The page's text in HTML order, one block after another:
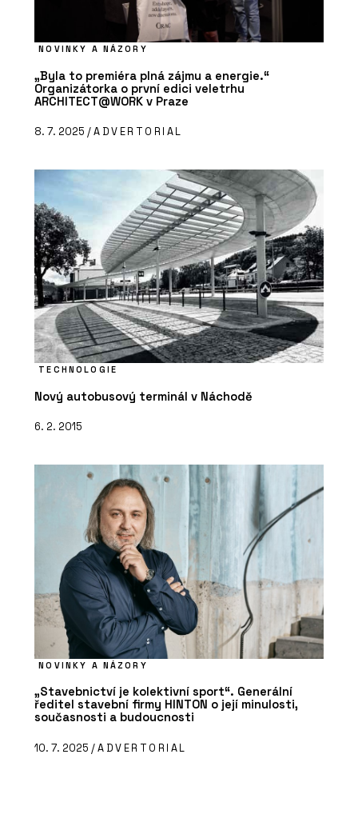
NOVINKY A NÁZORY
„Byla to premiéra plná zájmu a energie.“
Organizátorka o první edici veletrhu
ARCHITECT@WORK v Praze
8. 7. 2025 /ADVERTORIAL
TECHNOLOGIE
Nový autobusový terminál v Náchodě
6. 2. 2015
NOVINKY A NÁZORY
„Stavebnictví je kolektivní sport“. Generální
ředitel stavební firmy HINTON o její minulosti,
současnosti a budoucnosti
10. 7. 2025 /ADVERTORIAL